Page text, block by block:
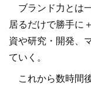
ブランド力とは
居るだけで勝手に
資や研究・開発、
ていく。
これから数時間